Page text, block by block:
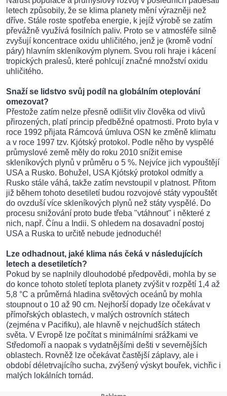
letech způsobily, že se klima planety mění výrazněji než
dříve. Stále roste spotřeba energie, k jejíž výrobě se zatím
převážně využívá fosilních paliv. Proto se v atmosféře silně
zvyšují koncentrace oxidu uhličitého, jenž je (kromě vodní
páry) hlavním skleníkovým plynem. Svou roli hraje i kácení
tropických pralesů, které pohlcují značné množství oxidu
uhličitého.
Snaží se lidstvo svůj podíl na globálním oteplování
omezovat?
Přestože zatím nelze přesně odlišit vliv člověka od vlivů
přirozených, platí princip předběžné opatrnosti. Proto byla v
roce 1992 přijata Rámcová úmluva OSN ke změně klimatu
a v roce 1997 tzv. Kjótský protokol. Podle něho by vyspělé
průmyslové země měly do roku 2010 snížit emise
skleníkových plynů v průměru o 5 %. Nejvíce jich vypouštějí
USA a Rusko. Bohužel, USA Kjótský protokol odmítly a
Rusko stále váhá, takže zatím nevstoupil v platnost. Přitom
již během tohoto desetiletí budou rozvojové státy vypouštět
do ovzduší více skleníkových plynů než státy vyspělé. Do
procesu snižování proto bude třeba "vtáhnout" i některé z
nich, např. Čínu a Indii. S ohledem na dosavadní postoj
USA a Ruska to určitě nebude jednoduché!
Lze odhadnout, jaké klima nás čeká v následujících
letech a desetiletích?
Pokud by se naplnily dlouhodobé předpovědi, mohla by se
do konce tohoto století teplota planety zvýšit v rozpětí 1,4 až
5,8 °C a průměrná hladina světových oceánů by mohla
stoupnout o 10 až 90 cm. Nejhorší dopady lze očekávat v
přímořských oblastech, v malých ostrovních státech
(zejména v Pacifiku), ale hlavně v nejchudších státech
světa. V Evropě lze počítat s minimálními srážkami ve
Středomoří a naopak s vydatnějšími dešti v severnějších
oblastech. Rovněž lze očekávat častější záplavy, ale i
období déletrvajícího sucha, zvýšený výskyt bouřek, vichřic i
malých lokálních tornád.